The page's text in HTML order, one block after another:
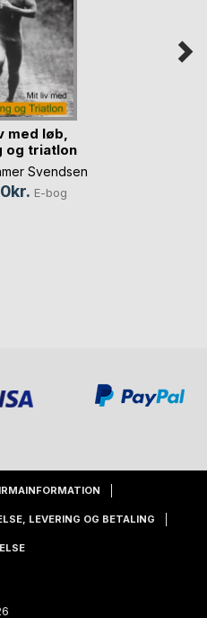
med løb,
og triatlon
Svendsen
E-bog
LEVERING OG BETALING